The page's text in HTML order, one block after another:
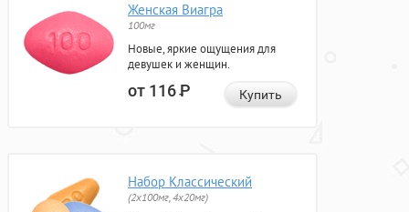
Женская Виагра
100мг
Новые, яркие ощущения для
девушек и женщин.
от 116Р Купить
Набор Классический
(2x100мг, 4x20мг)